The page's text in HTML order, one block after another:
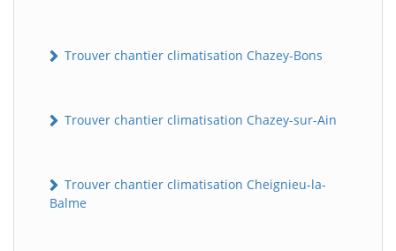
Trouver chantier climatisation Chazey-Bons
Trouver chantier climatisation Chazey-sur-Ain
Trouver chantier climatisation Cheignieu-la-
Balme